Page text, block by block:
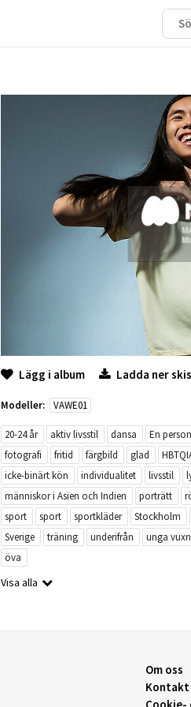
Lägg i album Ladda ner
Modeller: VAWE01
20-24 år aktiv livsstil dansa En person
fotografi
fritid färgbild glad
icke-binärt kön
individualitet livsstil
människor i Asien och Indien
porträtt
sport
sport sportkläder Stockholm
Sverige
träning underifrån unga
öva
Visa alla
Om oss
Kontakt